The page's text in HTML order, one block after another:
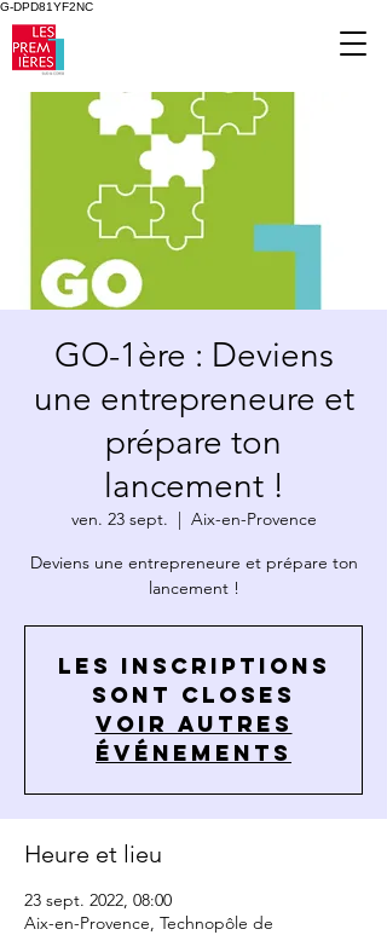
G-DPD81YF2NC
GO-1ère : Deviens
une entrepreneure et
prépare ton
lancement !
ven. 23 sept.
  |
Aix-en-Provence
Deviens une entrepreneure et prépare ton
lancement !
Les inscriptions
sont closes
Voir autres
événements
Heure et lieu
23 sept. 2022, 08:00
Aix-en-Provence, Technopôle de